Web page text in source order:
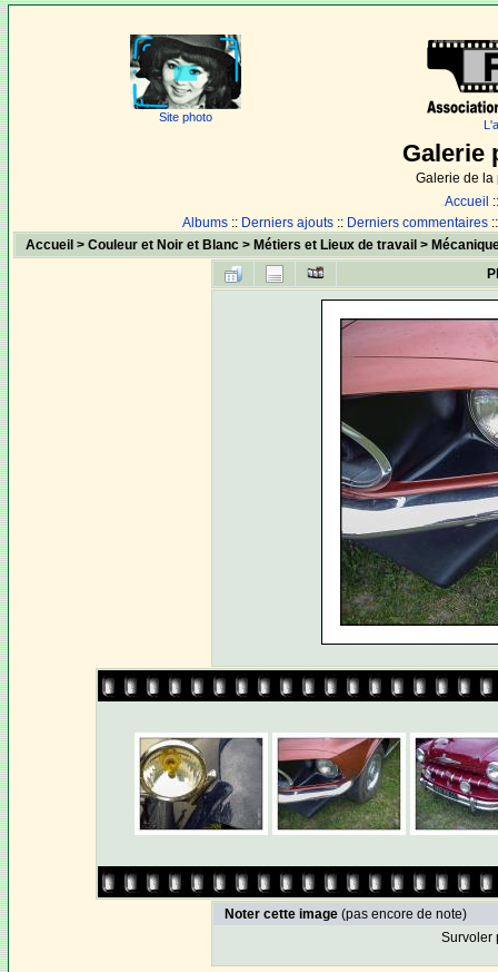
Site photo
Galerie
Galerie de la
Accueil
Albums :: Derniers ajouts :: Derniers commentaires
Accueil >Couleur et Noir et Blanc > Métiers et Lieux de travail >
Noter cette image (pas encore de note)
Survoler